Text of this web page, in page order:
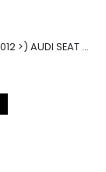
CRB MOTORE VW GOLF 7 VII (2012 >) AUDI SEAT 2.0TDI 150CV CRB IMPIANTO BOSCH